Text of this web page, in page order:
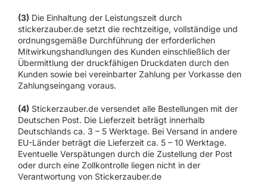
(3) Die Einhaltung der Leistungszeit durch
stickerzauber.de setzt die rechtzeitige, vollständige und
ordnungsgemäße Durchführung der erforderlichen
Mitwirkungshandlungen des Kunden einschließlich der
Übermittlung der druckfähigen Druckdaten durch den
Kunden sowie bei vereinbarter Zahlung per Vorkasse den
Zahlungseingang voraus.
(4) Stickerzauber.de versendet alle Bestellungen mit der
Deutschen Post. Die Lieferzeit beträgt innerhalb
Deutschlands ca. 3 – 5 Werktage. Bei Versand in andere
EU-Länder beträgt die Lieferzeit ca. 5 – 10 Werktage.
Eventuelle Verspätungen durch die Zustellung der Post
oder durch eine Zollkontrolle liegen nicht in der
Verantwortung von Stickerzauber.de